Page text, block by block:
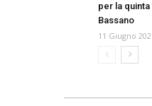
per la
Bassano
11 Giugno